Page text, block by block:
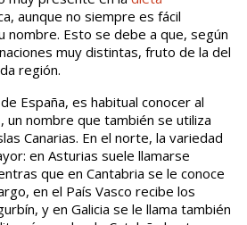
aunque no siempre es fácil
nombre. Esto se debe a que, según
muy distintas, fruto de la del
región.
España, es habitual conocer al
un nombre que también se utiliza
Canarias. En el norte, la variedad
en Asturias suele llamarse
que en Cantabria se le conoce
en el País Vasco recibe los
y en Galicia se le llama también